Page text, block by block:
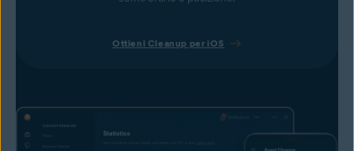
Ottieni Cleanup per iOS